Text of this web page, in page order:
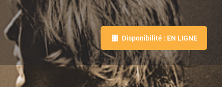
Disponibilité : EN LIGNE